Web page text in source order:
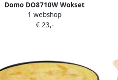
Domo DO8710W Wokset
Pannenkoekenmaker 2-in-1 6
personen 1000W
1 webshop
€ 23,-